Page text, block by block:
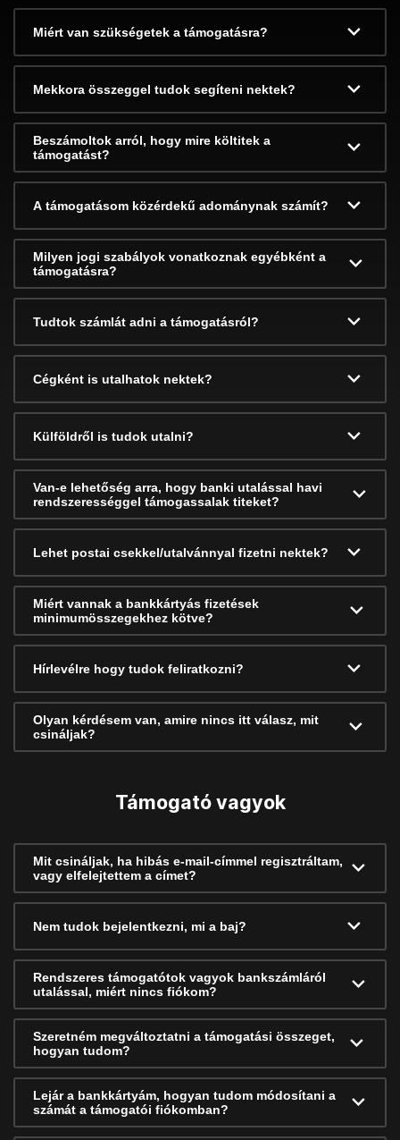
Miért van szükségetek a támogatásra?
Mekkora összeggel tudok segíteni nektek?
Beszámoltok arról, hogy mire költitek a
támogatást?
A támogatásom közérdekű adománynak számít?
Milyen jogi szabályok vonatkoznak egyébként a
támogatásra?
Tudtok számlát adni a támogatásról?
Cégként is utalhatok nektek?
Külföldről is tudok utalni?
Van-e lehetőség arra, hogy banki utalással havi
rendszerességgel támogassalak titeket?
Lehet postai csekkel/utalvánnyal fizetni nektek?
Miért vannak a bankkártyás fizetések
minimumösszegekhez kötve?
Hírlevélre hogy tudok feliratkozni?
Olyan kérdésem van, amire nincs itt válasz, mit
csináljak?
Támogató vagyok
Mit csináljak, ha hibás e-mail-címmel regisztráltam,
vagy elfelejtettem a címet?
Nem tudok bejelentkezni, mi a baj?
Rendszeres támogatótok vagyok bankszámláról
utalással, miért nincs fiókom?
Szeretném megváltoztatni a támogatási összeget,
hogyan tudom?
Lejár a bankkártyám, hogyan tudom módosítani a
számát a támogatói fiókomban?